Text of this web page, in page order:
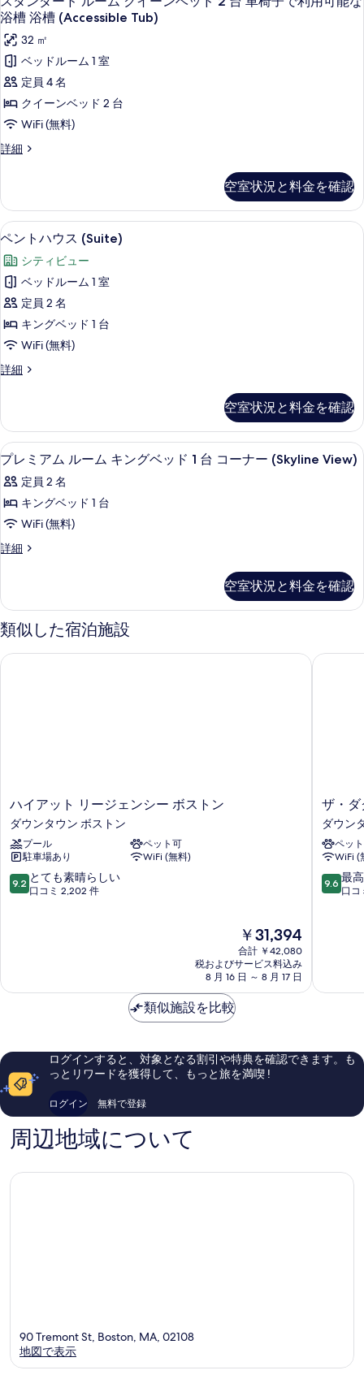
示
す
る
能
な
浴
槽
浴
槽
(Access
す
べ
て
の
写
真
を
表
示
る
可
能
な
浴
槽
浴
槽
(Access
tub)
の
詳
ン
ベ
ッ
ド
2
台
車
椅
で
利
用
可
能
な
シ
ャ
ワ
す
べ
て
の
写
真
を
示
す
る
ー
ム
ク
イ
ー
ン
ベ
ド
2
台
子
利
可
能
な
シ
ャ
ー
の
詳
タ
ン
ダ
ー
ド
ル
ー
イ
ー
ン
ベ
ッ
ド
2
台
車
で
利
用
可
能
な
浴
浴
槽
(Accessible
Tub)
真
を
表
示
す
浴槽 浴槽 (Accessible Tub)
32 ㎡
ベッドルーム 1 室
定員 4 名
クイーンベッド 2 台
WiFi (無料)
詳細
ス
ー
ド
ル
ム
ク
ー
ン
ベ
ッ
ド
椅
子
で
利
用
可
な
浴
槽
(Accessible
Tub)
の
細
空室状況と料金を確認
ペ
ン
ト
ハ
ウ
ス
(Suite)
の
べ
て
の
写
真
を
表
る
ペントハウス (Suite) | 高級寝具、ピ
16
ペントハウス (Suite)
シティビュー
ベッドルーム 1 室
定員 2 名
キングベッド 1 台
WiFi (無料)
詳細
ペ
ウ
ス
(Suite)
詳
細
空室状況と料金を確認
プ
レ
ミ
ア
ム
ル
ム
キ
ン
グ
ー
ナ
ー
(Skyline
View)
の
を
表
示
す
る
高級寝具、ピロートップベッド、セ
6
プレミアム ルーム キングベッド 1 台 コーナー (Skyline View)
定員 2 名
キングベッド 1 台
WiFi (無料)
詳細
プ
ム
ル
ー
キ
ナ
(Skyline
View)
空室状況と料金を確認
類似した宿泊施設
ハ
イ
ア
ッ
ト
リ
ー
ス
ウ
タ
ウ
ス
ト
ハイアット リージェンシー ボストン
ダウンタウン ボストン
プール
ペット可
駐車場あり
WiFi (無料)
10
段
素
い、
コ
ミ
件
の
コ
9.2 とても素晴らしい
口コミ 2,202 件
現
在
の
料
金
￥31,394
合計 ￥42,080
税およびサービス料込み
8 月 16 日 ～ 8 月 17 日
ハイアット リージェンシー ボストン
ザ・
ダ
グ
ニ
ー
ボ
ス
ウ
ト
ン
ザ・ダ
ダウン
ペッ
WiFi (
10
段
素
い、
口
口
9.6 最
口コ
ザ・ダ
類似施設を比較
ログインすると、対象となる割引や特典を確認できます。も
っとリワードを獲得して、もっと旅を満喫 !
ログイン 無料で登録
周辺地域について
90 Tremont St, Boston, MA, 02108
地図で表示